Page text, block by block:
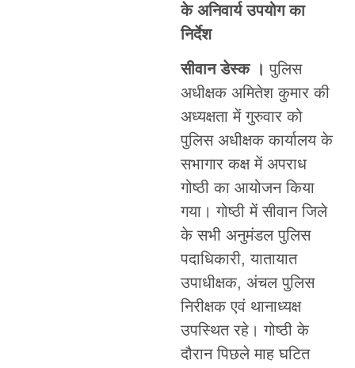
के अनिवार्य उपयोग का
निर्देश
सीवान डेस्क । पुलिस
अधीक्षक अमितेश कुमार की
अध्यक्षता में गुरुवार को
पुलिस अधीक्षक कार्यालय के
सभागार कक्ष में अपराध
गोष्ठी का आयोजन किया
गया। गोष्ठी में सीवान जिले
के सभी अनुमंडल पुलिस
पदाधिकारी, यातायात
उपाधीक्षक, अंचल पुलिस
निरीक्षक एवं थानाध्यक्ष
उपस्थित रहे। गोष्ठी के
दौरान पिछले माह घटित